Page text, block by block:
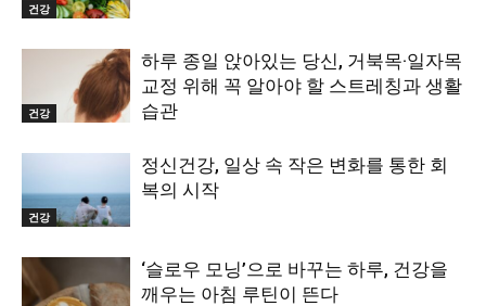
건강
건강
하루 종일 앉아있는 당신, 거북목·일자목
교정 위해 꼭 알아야 할 스트레칭과 생활
습관
건강
정신건강, 일상 속 작은 변화를 통한 회
복의 시작
‘슬로우 모닝’으로 바꾸는 하루, 건강을
깨우는 아침 루틴이 뜬다